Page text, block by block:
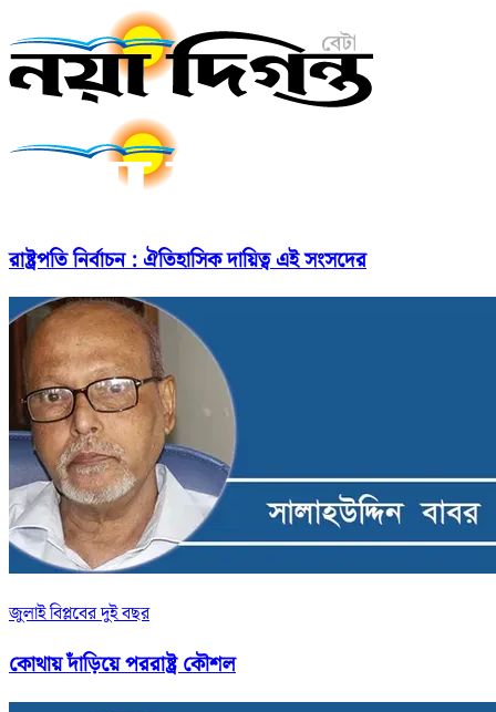
রাষ্ট্রপতি নির্বাচন : ঐতিহাসিক দায়িত্ব এই সংসদের
জুলাই বিপ্লবের দুই বছর
কোথায় দাঁড়িয়ে পররাষ্ট্র কৌশল